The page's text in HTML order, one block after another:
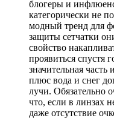
блогеры и
категорически не
модный тренд для
защиты сетчатки
свойство
проявиться спустя
значительная часть
плюс вода и снег
лучи. Обязательно
что, если в линзах
даже отсутствие